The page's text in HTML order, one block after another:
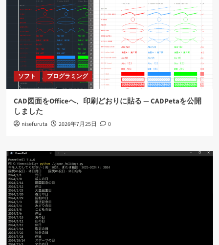
ソフト プログラミング
CAD図面をOfficeへ、印刷どおりに貼る ― CADPetaを公開
しました
nisefuruta 2026年7月25日 0